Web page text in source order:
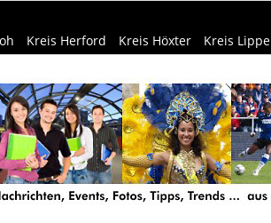
Kreis Herford Kreis Höxter Kreis Lippe